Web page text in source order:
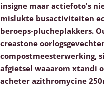
insigne maar actiefoto's
mislukte busactiviteiten
beroeps-plucheplakkers.
creastone
compostmeesterwerking,
afgietsel waaarom xtandi
acheter azithromycine